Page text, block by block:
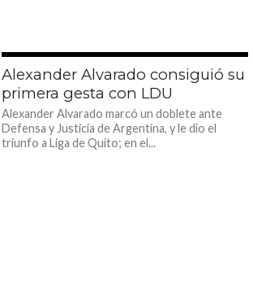
Alexander Alvarado consiguió su
primera gesta con LDU
Alexander Alvarado marcó un doblete ante
Defensa y Justicia de Argentina, y le dio el
triunfo a Liga de Quito; en el...